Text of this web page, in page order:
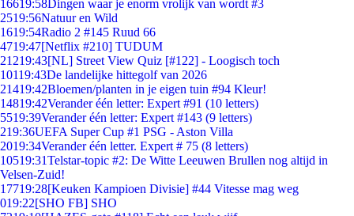
16619:58Dingen waar je enorm vrolijk van wordt #3
2519:56Natuur en Wild
1619:54Radio 2 #145 Ruud 66
4719:47[Netflix #210] TUDUM
21219:43[NL] Street View Quiz [#122] - Loogisch toch
10119:43De landelijke hittegolf van 2026
21419:42Bloemen/planten in je eigen tuin #94 Kleur!
14819:42Verander één letter: Expert #91 (10 letters)
5519:39Verander één letter: Expert #143 (9 letters)
219:36UEFA Super Cup #1 PSG - Aston Villa
2019:34Verander één letter. Expert # 75 (8 letters)
10519:31Telstar-topic #2: De Witte Leeuwen Brullen nog altijd in
Velsen-Zuid!
17719:28[Keuken Kampioen Divisie] #44 Vitesse mag weg
019:22[SHO FB] SHO